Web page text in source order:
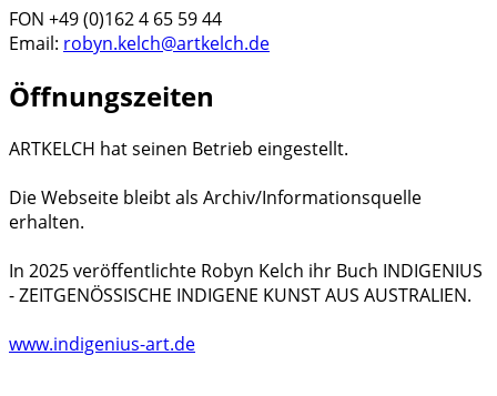
FON +49 (0)162 4 65 59 44
Email: robyn.kelch@artkelch.de
Öffnungszeiten
ARTKELCH hat seinen Betrieb eingestellt.
Die Webseite bleibt als Archiv/Informationsquelle
erhalten.
In 2025 veröffentlichte Robyn Kelch ihr Buch INDIGENIUS
- ZEITGENÖSSISCHE INDIGENE KUNST AUS AUSTRALIEN.
www.indigenius-art.de